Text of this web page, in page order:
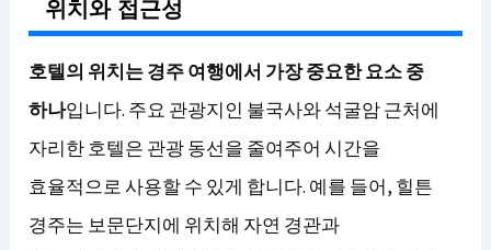
위치와 접근성
호텔의 위치는 경주 여행에서 가장 중요한 요소 중
하나입니다. 주요 관광지인 불국사와 석굴암 근처에
자리한 호텔은 관광 동선을 줄여주어 시간을
효율적으로 사용할 수 있게 합니다. 예를 들어, 힐튼
경주는 보문단지에 위치해 자연 경관과